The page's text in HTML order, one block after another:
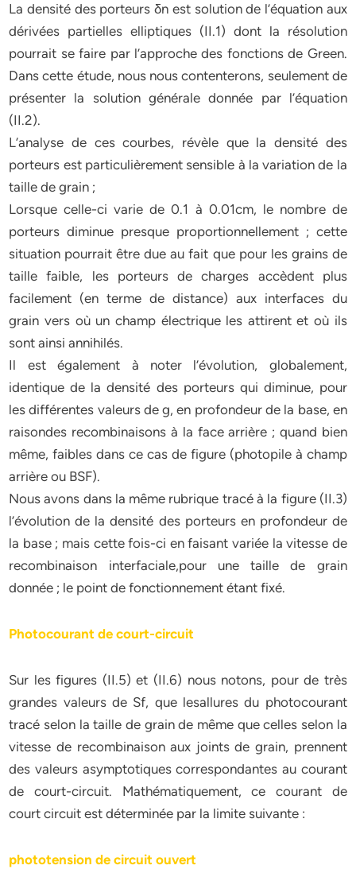
La densité des porteurs δn est solution de l’équation aux
dérivées partielles elliptiques (II.1) dont la résolution
pourrait se faire par l’approche des fonctions de Green.
Dans cette étude, nous nous contenterons, seulement de
présenter la solution générale donnée par l’équation
(II.2).
L’analyse de ces courbes, révèle que la densité des
porteurs est particulièrement sensible à la variation de la
taille de grain ;
Lorsque celle-ci varie de 0.1 à 0.01cm, le nombre de
porteurs diminue presque proportionnellement ; cette
situation pourrait être due au fait que pour les grains de
taille faible, les porteurs de charges accèdent plus
facilement (en terme de distance) aux interfaces du
grain vers où un champ électrique les attirent et où ils
sont ainsi annihilés.
Il est également à noter l’évolution, globalement,
identique de la densité des porteurs qui diminue, pour
les différentes valeurs de g, en profondeur de la base, en
raisondes recombinaisons à la face arrière ; quand bien
même, faibles dans ce cas de figure (photopile à champ
arrière ou BSF).
Nous avons dans la même rubrique tracé à la figure (II.3)
l’évolution de la densité des porteurs en profondeur de
la base ; mais cette fois-ci en faisant variée la vitesse de
recombinaison interfaciale,pour une taille de grain
donnée ; le point de fonctionnement étant fixé.
Photocourant de court-circuit
Sur les figures (II.5) et (II.6) nous notons, pour de très
grandes valeurs de Sf, que lesallures du photocourant
tracé selon la taille de grain de même que celles selon la
vitesse de recombinaison aux joints de grain, prennent
des valeurs asymptotiques correspondantes au courant
de court-circuit. Mathématiquement, ce courant de
court circuit est déterminée par la limite suivante :
phototension de circuit ouvert